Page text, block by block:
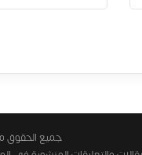
جميع الحقوق